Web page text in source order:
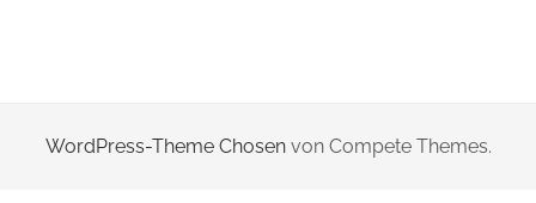
WordPress-Theme Chosenvon Compete Themes.